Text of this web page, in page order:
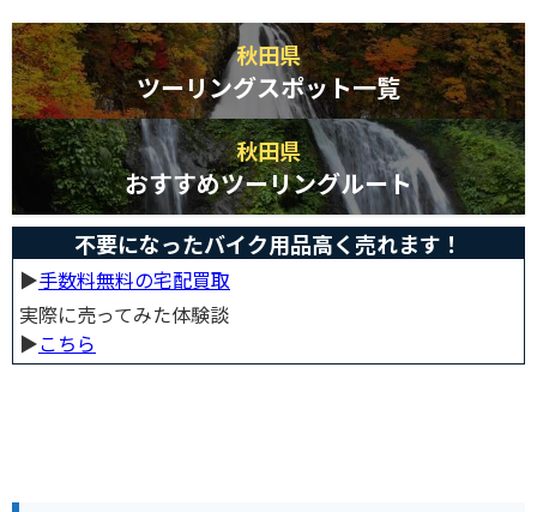
秋田県
ツーリングスポット一覧
秋田県
おすすめツーリングルート
不要になったバイク用品高く売れます！
▶︎手数料無料の宅配買取
実際に売ってみた体験談
▶︎こちら